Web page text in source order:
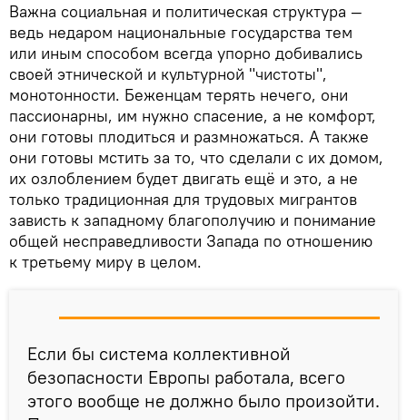
Важна социальная и политическая структура —
ведь недаром национальные государства тем
или иным способом всегда упорно добивались
своей этнической и культурной "чистоты",
монотонности. Беженцам терять нечего, они
пассионарны, им нужно спасение, а не комфорт,
они готовы плодиться и размножаться. А также
они готовы мстить за то, что сделали с их домом,
их озлоблением будет двигать ещё и это, а не
только традиционная для трудовых мигрантов
зависть к западному благополучию и понимание
общей несправедливости Запада по отношению
к третьему миру в целом.
Если бы система коллективной
безопасности Европы работала, всего
этого вообще не должно было произойти.